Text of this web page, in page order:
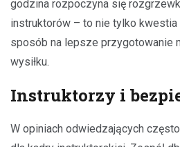
godzina rozpoczyna się
instruktorów – to nie tylko
sposób na lepsze przygotowanie
wysiłku.
Instruktorzy i
W opiniach odwiedzających